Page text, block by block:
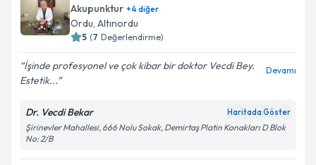
Akupunktur +4diğer
Ordu, Altınordu
5 (7 Değerlendirme)
İşinde profesyonel ve çok kibar bir doktor Vecdi Bey.
Estetik...
Devamı
Dr. Vecdi Bekar Haritada Göster
Şirinevler Mahallesi, 666 Nolu Sokak, Demirtaş Platin Konakları D Blok
No: 2/B